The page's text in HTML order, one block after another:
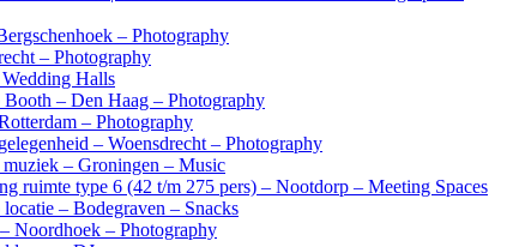
– Photography
– Photography
Halls
– Den Haag – Photography
– Photography
– Woensdrecht – Photography
– Groningen – Music
ruimte type 6 (42 t/m 275 pers) – Nootdorp – Meeting Spaces
– Bodegraven – Snacks
Noordhoek – Photography